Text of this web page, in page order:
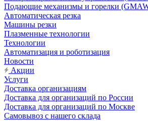
Подающие механизмы и горелки
Автоматическая резка
Машины резки
Плазменные технологии
Технологии
Автоматизация и роботизация
Новости
Акции
Услуги
Доставка организациям
Доставка для организаций по России
Доставка для организаций по Москве
Самовывоз с нашего склада